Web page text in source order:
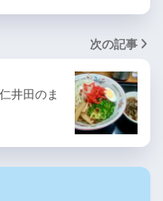
次の記事
井田のま